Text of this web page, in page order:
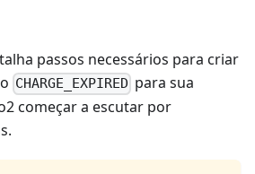
passos necessários para criar
CHARGE_EXPIRED para sua
começar a escutar por